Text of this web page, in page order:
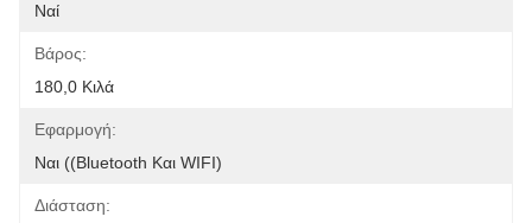
Ναί
Βάρος:
180,0 Κιλά
Εφαρμογή:
Ναι ((Bluetooth Και WIFI)
Διάσταση: